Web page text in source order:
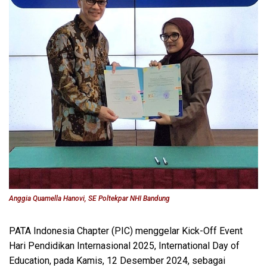
Anggia Quamella Hanovi, SE Poltekpar NHI Bandung
PATA Indonesia Chapter (PIC) menggelar Kick-Off Event
Hari Pendidikan Internasional 2025, International Day of
Education, pada Kamis, 12 Desember 2024, sebagai